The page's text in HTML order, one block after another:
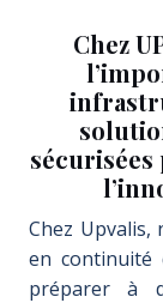
Chez
Chez
en continuité
préparer à